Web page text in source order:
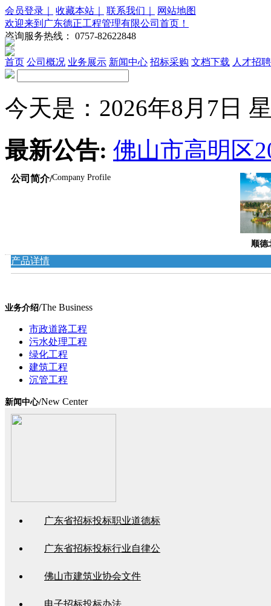
会员登录｜ 收藏本站｜ 联系我们｜
网站地图
欢迎来到广东德正工程管理有限公司首页！
咨询服务热线： 0757-82622848
首页 公司概况 业务展示 新闻中心 招标采购 文档下载 人才招聘
今天是：2026年8月7日
最新公告: 佛山市高明区
公司简介/Company Profile
顺德
产品详情
业务介绍/The Business
市政道路工程
污水处理工程
绿化工程
建筑工程
沉管工程
新闻中心/New Center
广东省招标投标职业道德标
广东省招标投标行业自律公
佛山市建筑业协会文件
电子招标投标办法